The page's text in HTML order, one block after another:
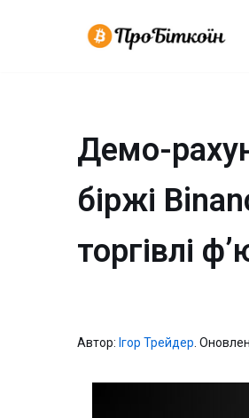
Демо-
біржі
торгівлі
Автор: Ігор Трейдер .